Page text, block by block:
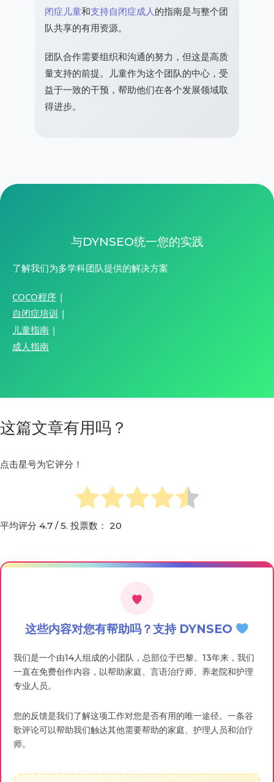
闭症儿童和支持自闭症成人的指南是与整个团
队共享的有用资源。
团队合作需要组织和沟通的努力，但这是高质
量支持的前提。儿童作为这个团队的中心，受
益于一致的干预，帮助他们在各个发展领域取
得进步。
与DYNSEO统一您的实践
了解我们为多学科团队提供的解决方案
COCO程序 |
自闭症培训 |
儿童指南 |
成人指南
这篇文章有用吗？
点击星号为它评分！
平均评分 4.7 / 5. 投票数： 20
这些内容对您有帮助吗？支持 DYNSEO
我们是一个由14人组成的小团队，总部位于巴黎。13年来，我们
一直在免费创作内容，以帮助家庭、言语治疗师、养老院和护理
专业人员。
您的反馈是我们了解这项工作对您是否有用的唯一途径。一条谷
歌评论可以帮助我们触达其他需要帮助的家庭、护理人员和治疗
师。